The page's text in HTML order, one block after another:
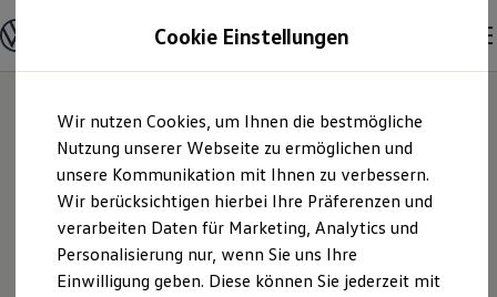
Hauptinhalt
springen
Footer
springen
Modelle & Konfigurator
Nutzfahrzeugkategorien entdecken
Modelle konfigurieren
Vorgängermodelle und Oldtimer
Vorgängermodelle
Oldtimer
Bulli Historie
Branchenlösungen & Gewerbekunden
Umbaulösungen und Hersteller finden
Auf- und Umbauten entdecken & konfigurieren
Groß- und Sonderkunden
Großkunden
Auto Brucker GmbH
| Impressum &
Cookie Einstellungen
Wir nutzen Cookies, um Ihnen die bestmögliche
Nutzung unserer Webseite zu ermöglichen und
unsere Kommunikation mit Ihnen zu verbessern.
Wir berücksichtigen hierbei Ihre Präferenzen und
verarbeiten Daten für Marketing, Analytics und
Personalisierung nur, wenn Sie uns Ihre
Einwilligung geben. Diese können Sie jederzeit mit